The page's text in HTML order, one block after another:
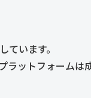
います。
ットフォームは